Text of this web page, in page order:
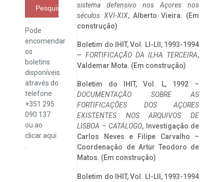
Pesquisar
Pode
encomendar
os
boletins
disponíveis
através do
telefone
+351 295
090 137
ou ao
clicaraqui
sistema defensivo nos Açores nos
séculos XVI-XIX, Alberto Vieira. (Em
construção)
Boletim do IHIT, Vol. LI-LII, 1993-1994
– FORTIFICAÇÃO DA ILHA TERCEIRA,
Valdemar Mota. (Em construção)
Boletim do IHIT, Vol. L, 1992 –
DOCUMENTAÇÃO SOBRE AS
FORTIFICAÇÕES DOS AÇORES
EXISTENTES NOS ARQUIVOS DE
LISBOA – CATÁLOGO, Investigação de
Carlos Neves e Filipe Carvalho –
Coordenação de Artur Teodoro de
Matos. (Em construção)
Boletim do IHIT, Vol. LI-LII, 1993-1994